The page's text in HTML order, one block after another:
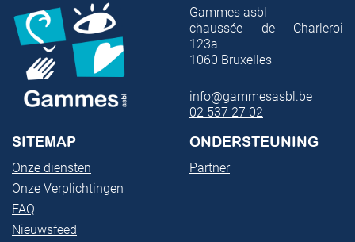
Gammes asbl
chaussée de Charleroi
123a
1060 Bruxelles
info@gammesasbl.be
02 537 27 02
SITEMAP
Onze diensten
Onze Verplichtingen
FAQ
Nieuwsfeed
ONDERSTEUNING
Partner